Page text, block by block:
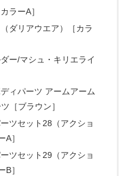
ラーA］
ダリアウエア）［カラ
ー/マシュ・キリエライ
ィパーツ アームアーム
［ブラウン］
ツセット28（アクショ
A］
ツセット29（アクショ
B］